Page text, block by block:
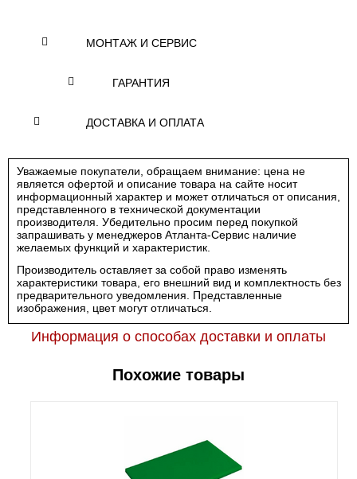
МОНТАЖ И СЕРВИС
ГАРАНТИЯ
ДОСТАВКА И ОПЛАТА
Уважаемые покупатели, обращаем внимание: цена не
является офертой и описание товара на сайте носит
информационный характер и может отличаться от описания,
представленного в технической документации
производителя. Убедительно просим перед покупкой
запрашивать у менеджеров Атланта-Сервис наличие
желаемых функций и характеристик.
Производитель оставляет за собой право изменять
характеристики товара, его внешний вид и комплектность без
предварительного уведомления. Представленные
изображения, цвет могут отличаться.
Информация о способах доставки и оплаты
Похожие товары